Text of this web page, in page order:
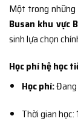
Một trong
Busan khu vực
sinh lựa chọn
Học phí hệ học
Học phí:Đang
Thời gian học: